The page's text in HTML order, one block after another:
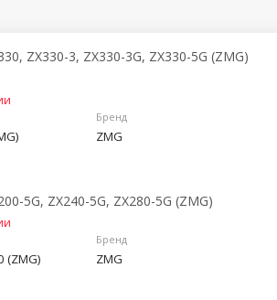
ZX330-3, ZX330-3G, ZX330-5G (ZMG)
Бренд
ZMG
5G, ZX240-5G, ZX280-5G (ZMG)
(ZMG)
Бренд
ZMG